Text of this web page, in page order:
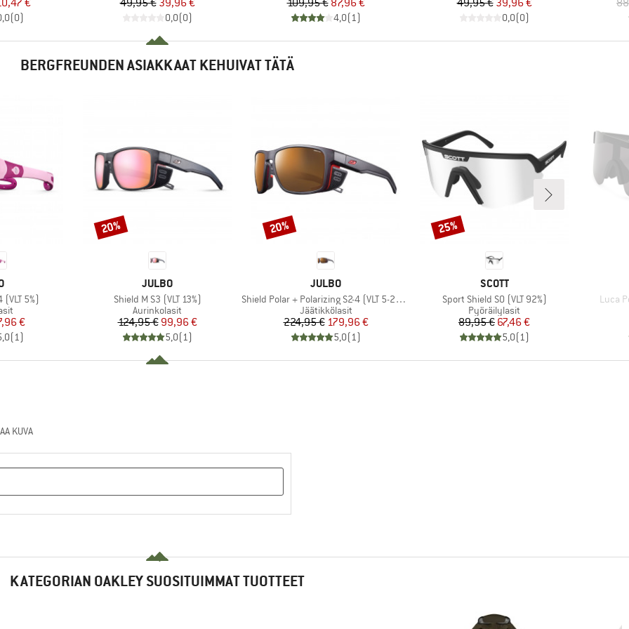
€
(0)
49,95 € 39,96 €
0,0(0)
109,95 € 87,96 €
4,0(1)
49,95 € 39,96 €
0,0(0)
BERGFREUNDEN ASIAKKAAT KEHUIVAT TÄTÄ
5%)
hinta
€
(1)
MERKKI
JULBO
Tuote
Shield M S3 (VLT 13%)
Tuoteryhmä
Aurinkolasit
Hinta
124,95 €Alennettu hinta
99,96 €
5,0(1)
Alennus
20%
MERKKI
JULBO
Tuote
Shield Polar + Polarizing S2-4 (VLT 5-20%)
Tuoteryhmä
Jäätikkölasit
Hinta
224,95 €Alennettu hinta
179,96 €
5,0(1)
Alennus
20%
MERKKI
SCOTT
Tuote
Sport Shield S0 (VLT 92%)
Tuoteryhmä
Pyöräilylasit
Hinta
89,95 €Alennettu hinta
67,46 €
5,0(1)
Alennus
25%
Tuote
Luca
KUVA
KATEGORIAN OAKLEY SUOSITUIMMAT TUOTTEET